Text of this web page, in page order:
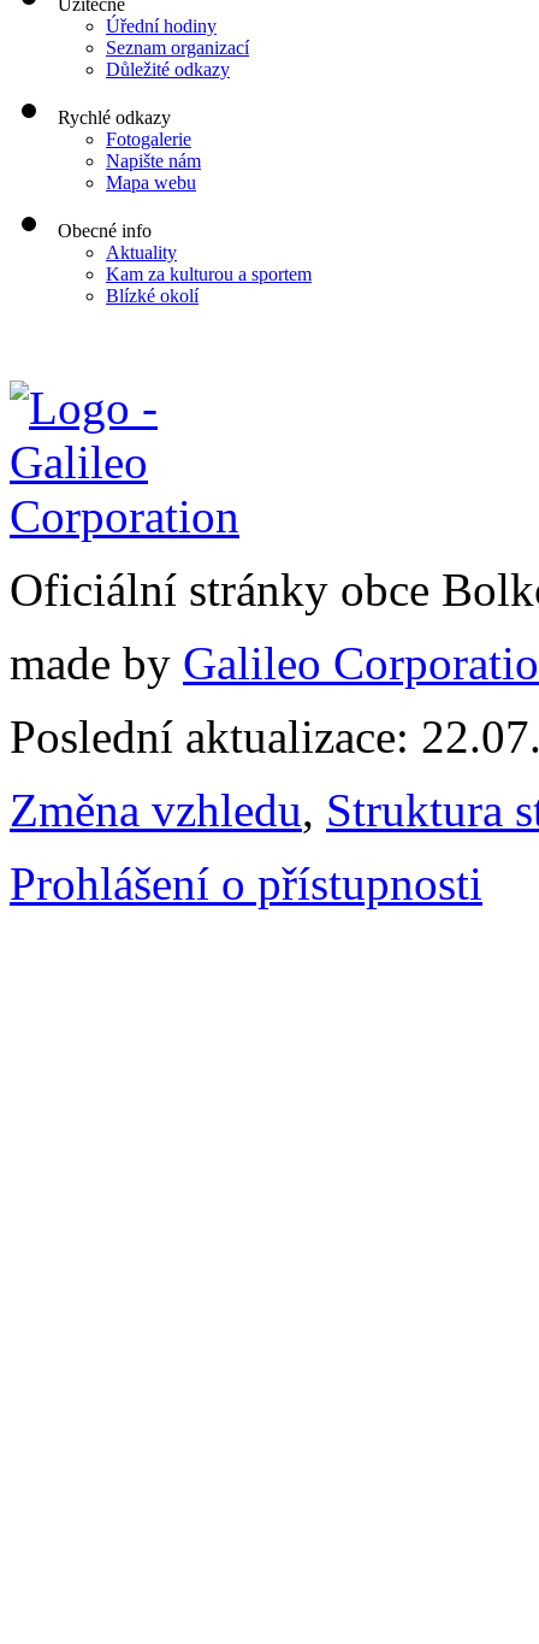
Užitečné
Úřední hodiny
Seznam organizací
Důležité odkazy
Rychlé odkazy
Fotogalerie
Napište nám
Mapa webu
Obecné info
Aktuality
Kam za kulturou a sportem
Blízké okolí
Oficiální stránky obce
made by Galileo
Poslední aktualizace:
Změna vzhledu, Struktura
Prohlášení o přístupnosti